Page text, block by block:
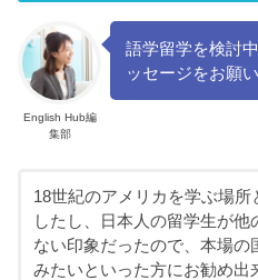
English Hub編
集部
語学留学を検討
ッセージをお願い
18世紀のアメリカを学ぶ場所
したし、日本人の留学生が他
ない印象だったので、本場の
みたいといった方にお勧め出